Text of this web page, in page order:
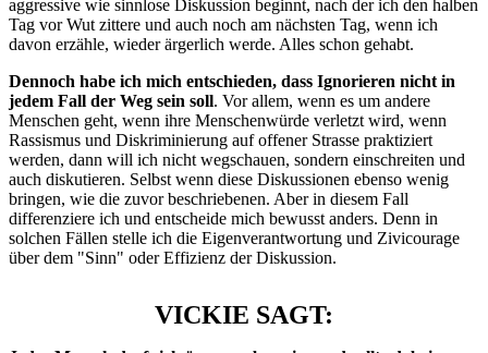
aggressive wie sinnlose Diskussion beginnt, nach der ich den halben
Tag vor Wut zittere und auch noch am nächsten Tag, wenn ich
davon erzähle, wieder ärgerlich werde. Alles schon gehabt.
Dennoch habe ich mich entschieden, dass Ignorieren nicht in
jedem Fall der Weg sein soll. Vor allem, wenn es um andere
Menschen geht, wenn ihre Menschenwürde verletzt wird, wenn
Rassismus und Diskriminierung auf offener Strasse praktiziert
werden, dann will ich nicht wegschauen, sondern einschreiten und
auch diskutieren. Selbst wenn diese Diskussionen ebenso wenig
bringen, wie die zuvor beschriebenen. Aber in diesem Fall
differenziere ich und entscheide mich bewusst anders. Denn in
solchen Fällen stelle ich die Eigenverantwortung und Zivicourage
über dem "Sinn" oder Effizienz der Diskussion.
VICKIE SAGT: